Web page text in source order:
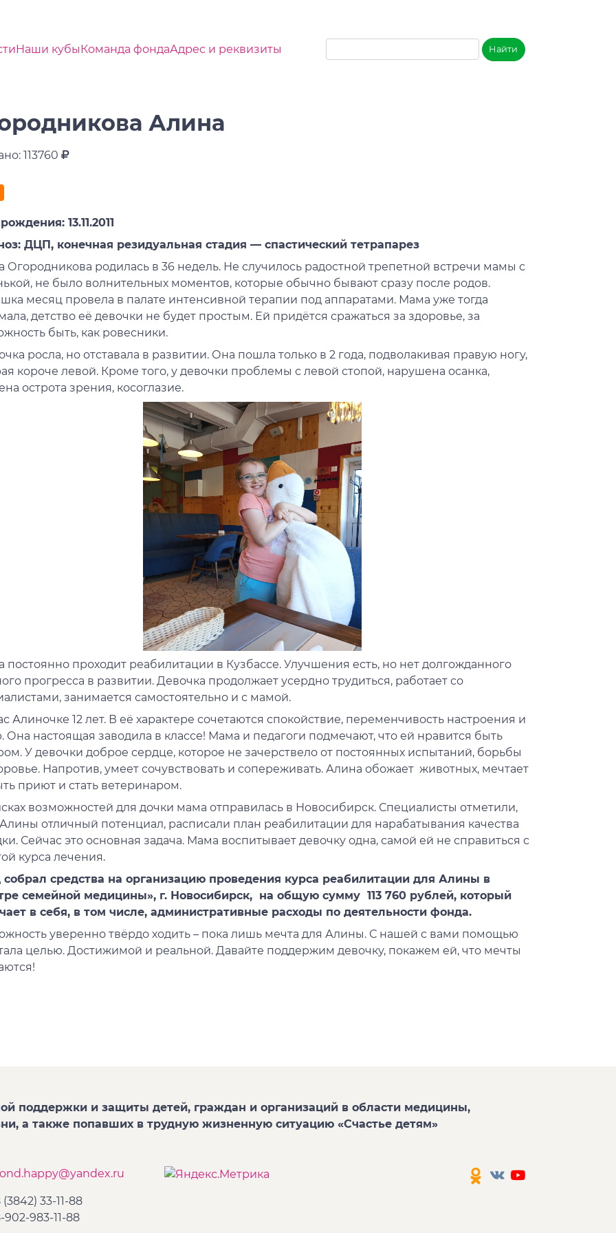
Наши кубыКоманда фондаАдрес и реквизиты
Алина
113760
13.11.2011
ДЦП, конечная резидуальная стадия — спастический тетрапарез
Огородникова родилась в 36 недель. Не случилось радостной трепетной встречи мамы с
не было волнительных моментов, которые обычно бывают сразу после родов.
месяц провела в палате интенсивной терапии под аппаратами. Мама уже тогда
детство её девочки не будет простым. Ей придётся сражаться за здоровье, за
быть, как ровесники.
росла, но отставала в развитии. Она пошла только в 2 года, подволакивая правую ногу,
короче левой. Кроме того, у девочки проблемы с левой стопой, нарушена осанка,
острота зрения, косоглазие.
постоянно проходит реабилитации в Кузбассе. Улучшения есть, но нет долгожданного
прогресса в развитии. Девочка продолжает усердно трудиться, работает со
занимается самостоятельно и с мамой.
Алиночке 12 лет. В её характере сочетаются спокойствие, переменчивость настроения и
Она настоящая заводила в классе! Мама и педагоги подмечают, что ей нравится быть
У девочки доброе сердце, которое не зачерствело от постоянных испытаний, борьбы
Напротив, умеет сочувствовать и сопереживать. Алина обожает животных, мечтает
приют и стать ветеринаром.
возможностей для дочки мама отправилась в Новосибирск. Специалисты отметили,
отличный потенциал, расписали план реабилитации для нарабатывания качества
Сейчас это основная задача. Мама воспитывает девочку одна, самой ей не справиться с
курса лечения.
средства на организацию проведения курса реабилитации для Алины в
семейной медицины», г. Новосибирск, на общую сумму 113 760 рублей, который
в себя, в том числе, административные расходы по деятельности фонда.
уверенно твёрдо ходить – пока лишь мечта для Алины. С нашей с вами помощью
целью. Достижимой и реальной. Давайте поддержим девочку, покажем ей, что мечты
поддержки и защиты детей, граждан и организаций в области медицины,
а также попавших в трудную жизненную ситуацию «Счастье детям»
(3842) 33-11-88
902-983-11-88